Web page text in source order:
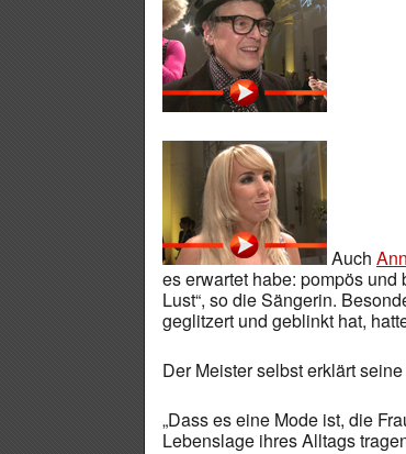
Auch
es erwartet habe: pompös
Lust“, so die Sängerin.
geglitzert und geblinkt hat,
Der Meister selbst erklärt
„Dass es eine Mode ist, die
Lebenslage ihres Alltags